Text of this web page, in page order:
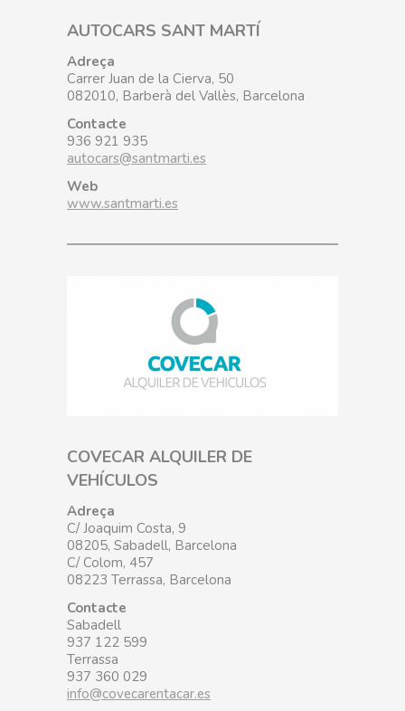
AUTOCARS SANT MARTÍ
Adreça
Carrer Juan de la Cierva, 50
082010, Barberà del Vallès, Barcelona
Contacte
936 921 935
autocars@santmarti.es
Web
www.santmarti.es
COVECAR ALQUILER DE
VEHÍCULOS
Adreça
C/ Joaquim Costa, 9
08205, Sabadell, Barcelona
C/ Colom, 457
08223 Terrassa, Barcelona
Contacte
Sabadell
937 122 599
Terrassa
937 360 029
info@covecarentacar.es